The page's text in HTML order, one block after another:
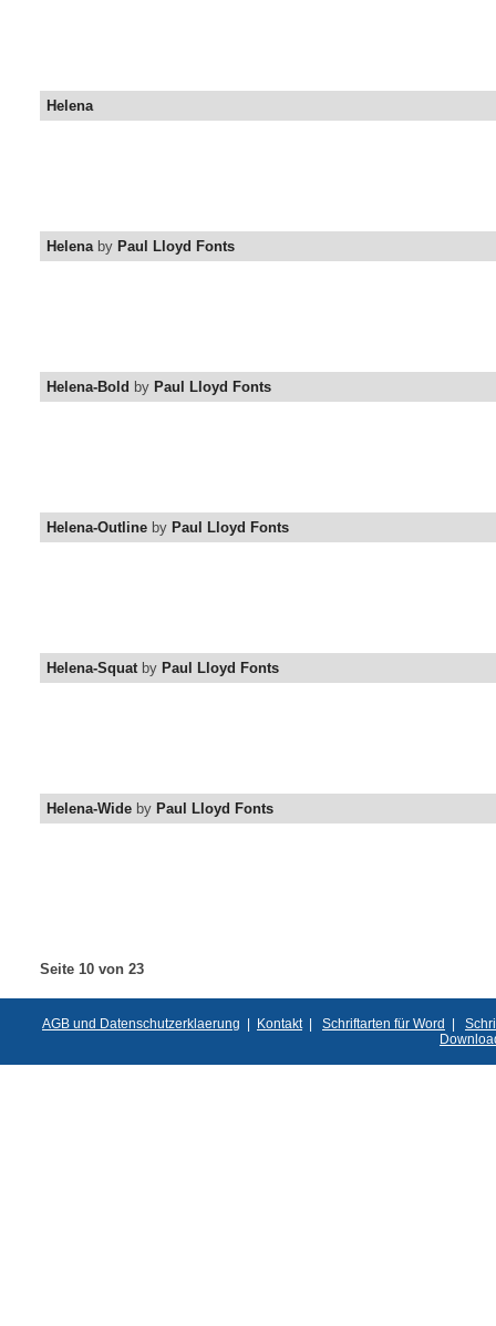
Helena
Helenaby Paul Lloyd Fonts
Helena-Bold by Paul Lloyd Fonts
Helena-Outline by Paul Lloyd Fonts
Helena-Squatby Paul Lloyd Fonts
Helena-Wide by Paul Lloyd Fonts
Seite 10 von 23
AGB und Datenschutzerklaerung | Kontakt| Schriftarten für Word |